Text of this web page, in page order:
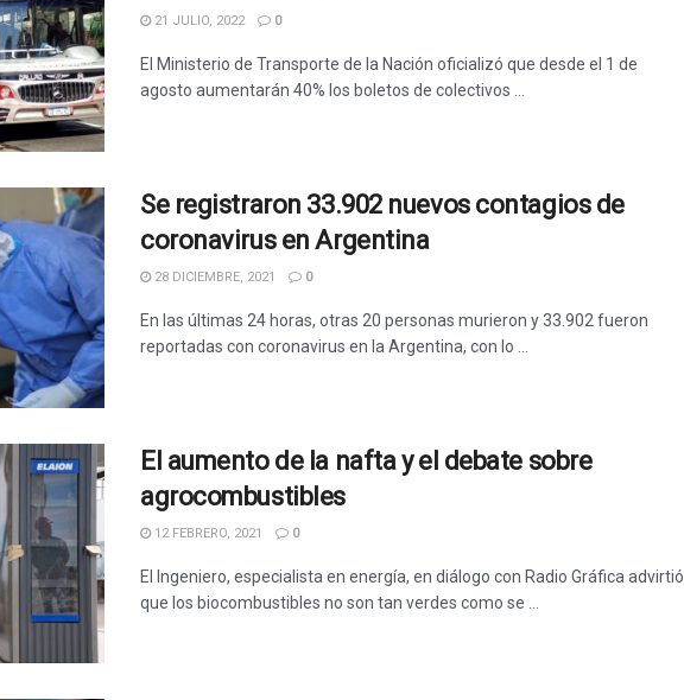
21 JULIO, 2022 0
El Ministerio de Transporte de la Nación oficializó que desde el 1 de
agosto aumentarán 40% los boletos de colectivos ...
Se registraron 33.902 nuevos contagios de
coronavirus en Argentina
28 DICIEMBRE, 2021 0
En las últimas 24 horas, otras 20 personas murieron y 33.902 fueron
reportadas con coronavirus en la Argentina, con lo ...
El aumento de la nafta y el debate sobre
agrocombustibles
12 FEBRERO, 2021 0
El Ingeniero, especialista en energía, en diálogo con Radio Gráfica advirtió
que los biocombustibles no son tan verdes como se ...